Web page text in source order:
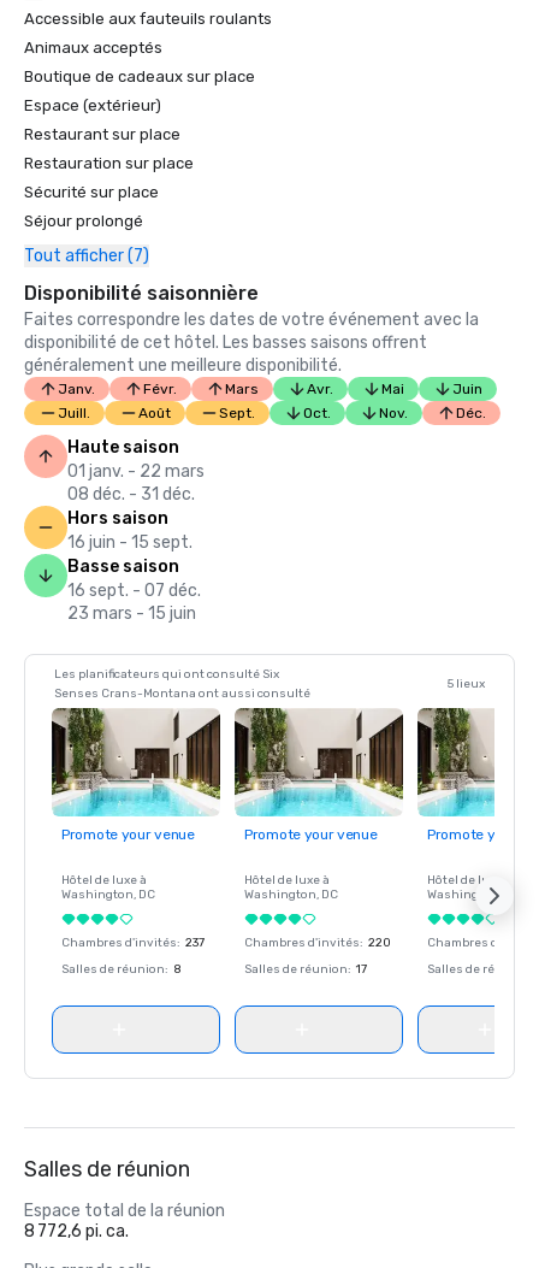
Accessible aux fauteuils roulants
Animaux acceptés
Boutique de cadeaux sur place
Espace (extérieur)
Restaurant sur place
Restauration sur place
Sécurité sur place
Séjour prolongé
Tout afficher (7)
Disponibilité saisonnière
Faites correspondre les dates de votre événement avec la
disponibilité de cet hôtel. Les basses saisons offrent
généralement une meilleure disponibilité.
Janv. Févr. Mars Avr. Mai
Juin
Juill.
Août Sept. Oct. Nov. Déc.
Haute saison
01 janv. - 22 mars
08 déc. - 31 déc.
Hors saison
16 juin - 15 sept.
Basse saison
16 sept. - 07 déc.
23 mars - 15 juin
Les planificateurs qui ont consulté Six
Senses Crans-Montana ont aussi consulté
5 lieux
Promote your venue
Hôtel de luxe à
Washington, DC
Chambres d'invités: 237
Salles de réunion: 8
Promote your venue
Hôtel de luxe à
Washington, DC
Chambres d'invités: 220
Salles de réunion: 17
Promote your
Hôtel de luxe à
Washington
Chambres
Salles de réunion
Salles de réunion
Espace total de la réunion
8 772,6 pi. ca.